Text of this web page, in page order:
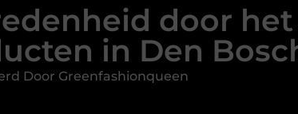
door
in Den
Door Greenfashionqueen